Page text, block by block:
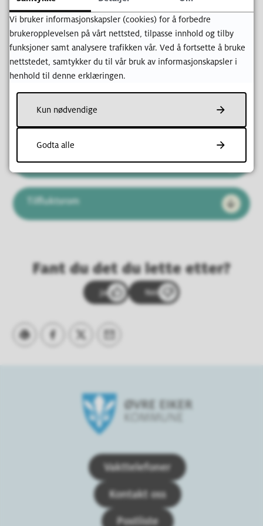
forberedende tiltak. Kommunen er for eksempel i økt
beredskap i forbindelse med lokal feiring av 17. mai, og
samarbeider med politiet i denne forbindelse.
Egenberedskap i hjemmet ditt
Jodtabletter ved atomulykker
Nødvarsel på mobil
Tilfluktsrom
Fant du det du lette etter?
Ja Nei
Vakttelefoner
Kontakt oss
Postliste
Vi bruker informasjonskapsler (cookies) for å forbedre
brukeropplevelsen på vårt nettsted, tilpasse innhold og tilby
funksjoner samt analysere trafikken vår. Ved å fortsette å bruke
nettstedet, samtykker du til vår bruk av informasjonskapsler i
henhold til denne erklæringen.
Kun nødvendige
Godta alle